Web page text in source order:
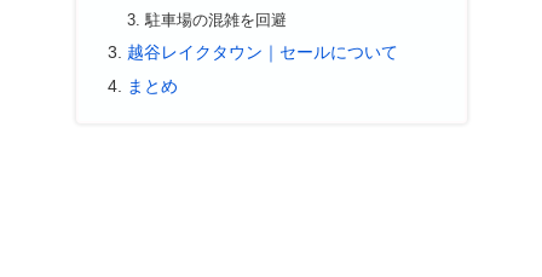
駐車場の混雑を回避
越谷レイクタウン｜セールについて
まとめ